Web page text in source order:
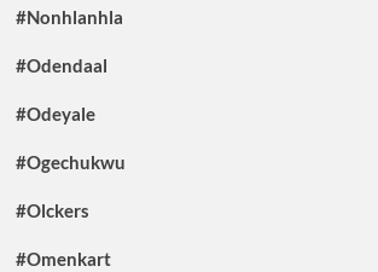
#Nonhlanhla
#Odendaal
#Odeyale
#Ogechukwu
#Olckers
#Omenkart